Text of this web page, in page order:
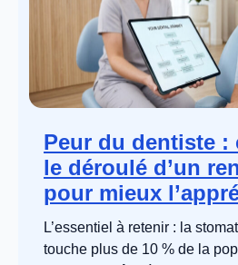
Peur du dentiste :
le déroulé d’un
pour mieux
L’essentiel à retenir : la
touche plus de 10 % de la